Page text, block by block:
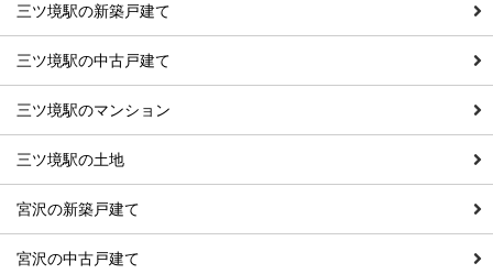
三ツ境駅の新築戸建て
三ツ境駅の中古戸建て
三ツ境駅のマンション
三ツ境駅の土地
宮沢の新築戸建て
宮沢の中古戸建て